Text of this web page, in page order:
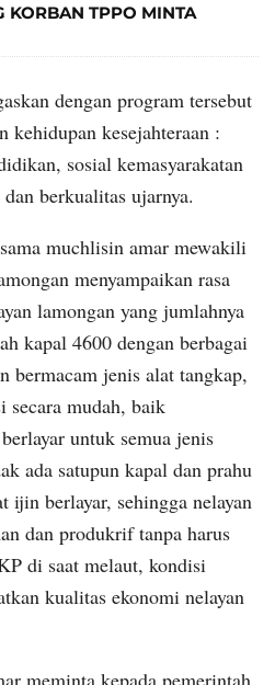
KORBAN TPPO MINTA
dengan program tersebut
kehidupan kesejahteraan :
sosial kemasyarakatan
berkualitas ujarnya.
muchlisin amar mewakili
menyampaikan rasa
lamongan yang jumlahnya
kapal 4600 dengan berbagai
bermacam jenis alat tangkap,
secara mudah, baik
untuk semua jenis
ada satupun kapal dan prahu
ijin berlayar, sehingga nelayan
dan produkrif tanpa harus
di saat melaut, kondisi
kualitas ekonomi nelayan
meminta kepada pemerintah